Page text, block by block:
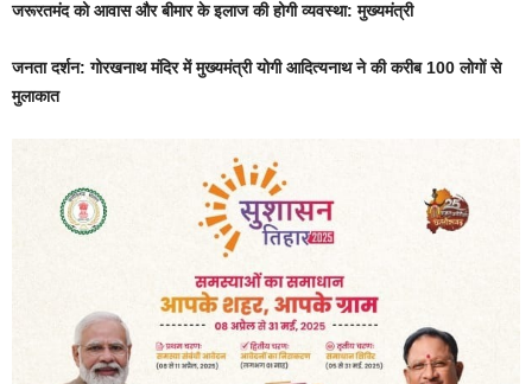
जरूरतमंद को आवास और बीमार के इलाज की होगी व्यवस्था: मुख्यमंत्री
जनता दर्शन: गोरखनाथ मंदिर में मुख्यमंत्री योगी आदित्यनाथ ने की करीब 100 लोगों से
मुलाकात